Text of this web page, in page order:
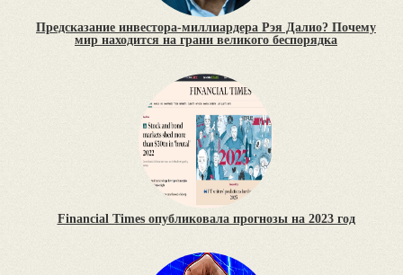
Предсказание инвестора-миллиардера Рэя Далио? Почему
мир находится на грани великого беспорядка
Financial Times опубликовала прогнозы на 2023 год